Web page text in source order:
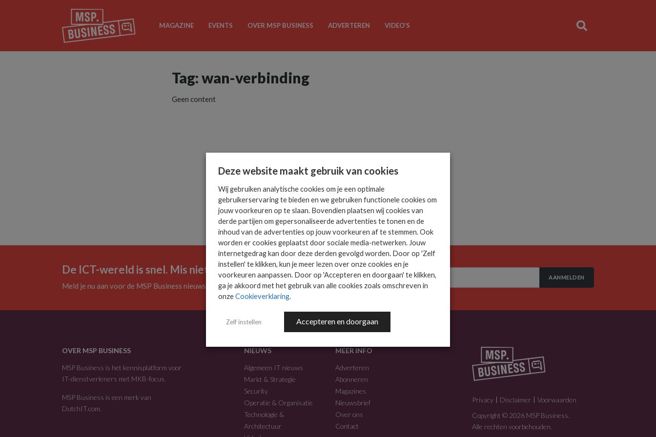
MAGAZINE EVENTS OVER MSP BUSINESS ADVERTEREN VIDEO’S
Tag: wan-verbinding
Geen content
De ICT-wereld is snel. Mis niets.
Meld je nu aan voor de MSP Business nieuwsbrief.
AANMELDEN
OVER MSP BUSINESS
MSP Business is het kennisplatform voor
IT-dienstverleners met MKB-focus.
MSP Business is een merk van
DutchIT.com
NIEUWS
Algemeen IT nieuws
Markt & Strategie
Security
Operatie & Organisatie
Technologie &
Architectuur
MEER INFO
Adverteren
Abonneren
Magazines
Nieuwsbrief
Over ons
Contact
Privacy Disclaimer
Voorwaarden
Copyright © 2026 MSP Business.
Alle rechten voorbehouden.
Deze website maakt gebruik van cookies
Wij gebruiken analytische cookies om je een optimale
gebruikerservaring te bieden en we gebruiken functionele cookies om
jouw voorkeuren op te slaan. Bovendien plaatsen wij cookies van
derde partijen om gepersonaliseerde advertenties te tonen en de
inhoud van de advertenties op jouw voorkeuren af te stemmen. Ook
worden er cookies geplaatst door sociale media-netwerken. Jouw
internetgedrag kan door deze derden gevolgd worden. Door op 'Zelf
instellen' te klikken, kun je meer lezen over onze cookies en je
voorkeuren aanpassen. Door op 'Accepteren en doorgaan' te klikken,
ga je akkoord met het gebruik van alle cookies zoals omschreven in
onzeCookieverklaring.
Zelf instellen Accepteren en doorgaan